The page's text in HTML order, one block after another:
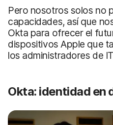
Pero nosotros solos no
capacidades, así que
Okta para ofrecer el
dispositivos Apple que
los administradores de
Okta: identidad en